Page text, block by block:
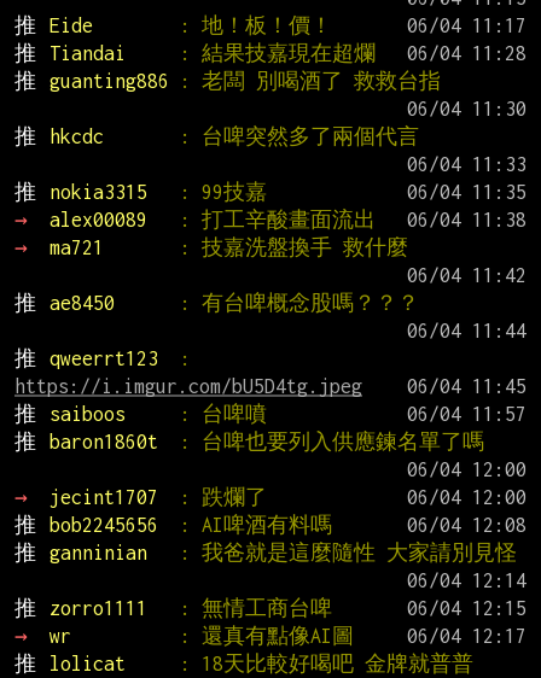
推
Eide : 地！板！價！
推
Tiandai : 結果技嘉現在超爛
推
guanting886
: 老闆 別喝酒了 救救台指
推
hkcdc
: 台啤突然多了兩個代言
推
nokia3315 : 99技嘉
→
alex00089 : 打工辛酸畫面流出
→
ma721
: 技嘉洗盤換手 救什麼
推
ae8450
: 有台啤概念股嗎？？？
推
qweerrt123
https://i.imgur.com/bU5D4tg.jpeg
推
saiboos : 台啤噴
推
baron1860t
: 台啤也要列入供應鍊名單了嗎
→
jecint1707 : 跌爛了
推
bob2245656 : AI啤酒有料嗎
推
ganninian
: 我爸就是這麼隨性 大家請別見怪
推
zorro1111 : 無情工商台啤
→
wr : 還真有點像AI圖
推
lolicat
: 18天比較好喝吧 金牌就普普